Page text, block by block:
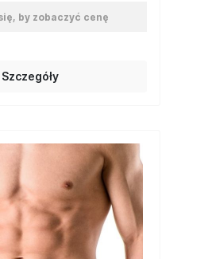
by zobaczyć cenę
Szczegóły